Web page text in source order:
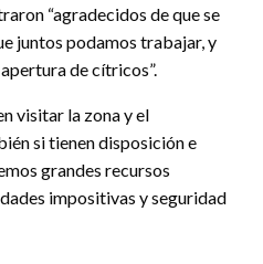
“agradecidos de que se
juntos podamos trabajar, y
de cítricos”.
visitar la zona y el
si tienen disposición e
grandes recursos
impositivas y seguridad